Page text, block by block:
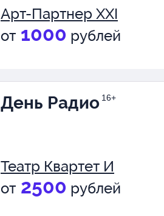
Арт-Партнер XXI
от 1000 рублей
День Радио 16+
Театр Квартет И
от 2500 рублей